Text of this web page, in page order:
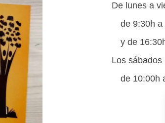
De lunes a
de 9:30h a
y de
Los sábados
de 10:00h